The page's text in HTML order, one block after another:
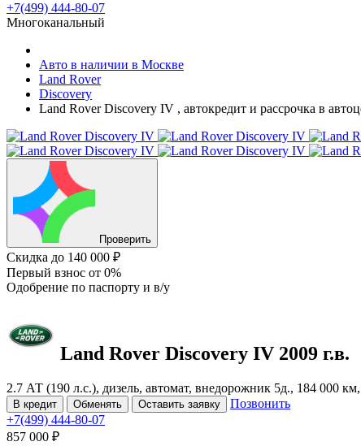
+7(499) 444-80-07
Многоканальный
Авто в наличии в Москве
Land Rover
Discovery
Land Rover Discovery IV , автокредит и рассрочка в
Проверить
Скидка до 140 000 ₽
Первый взнос от 0%
Одобрение по паспорту и в/у
Land Rover Discovery IV 2009 г.в.
2.7 АТ (190 л.с.), дизель, автомат, внедорожник 5д., 184 000
В кредит Обменять Оставить заявку
Позвонить
+7(499) 444-80-07
857 000 ₽